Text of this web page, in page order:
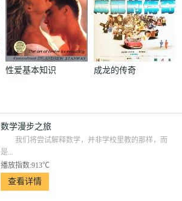
性爱基本知识 成龙的传奇
数学漫步之旅
我们将尝试解释数学，并非学校里教的那样，而
是...
播放指数:913℃
查看详情